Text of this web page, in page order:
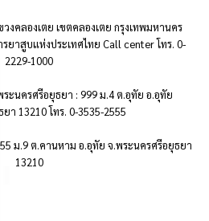
งคลองเตย เขตคลองเตย กรุงเทพมหานคร
ยาสูบแห่งประเทศไทย Call center โทร. 0-
2229-1000
ะนครศรีอยุธยา : 999 ม.4 ต.อุทัย อ.อุทัย
า 13210 โทร. 0-3535-2555
ม.9 ต.คานหาม อ.อุทัย จ.พระนครศรีอยุธยา
13210